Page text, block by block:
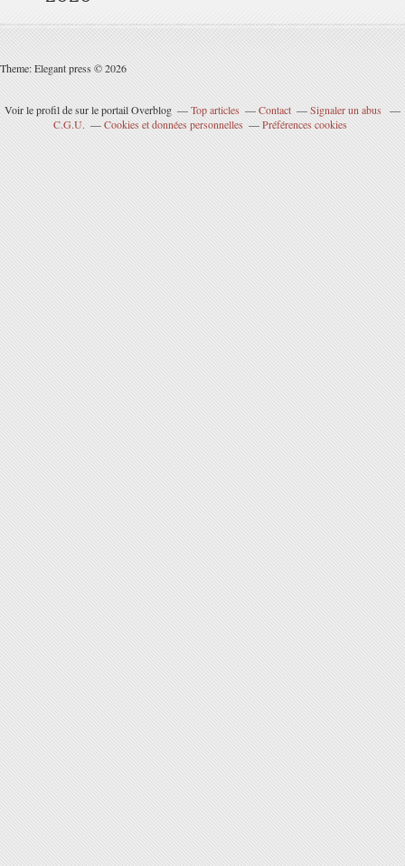
Theme: Elegant press © 2026
Voir le profil desur le portail Overblog Top articles Contact
Signaler un abus
C.G.U.
Cookies et données personnelles Préférences cookies